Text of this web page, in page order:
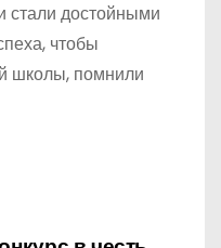
стали достойными
чтобы
школы, помнили